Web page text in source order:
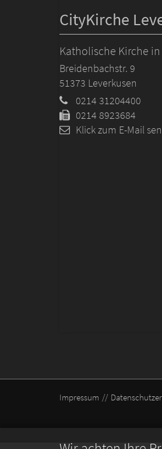
CityKirche
Katholische Kirche
Breidenbachstr. 9
51373 Leverkusen
0214 31204400
0214 8923684
Klick zum E-Mail
Impressum